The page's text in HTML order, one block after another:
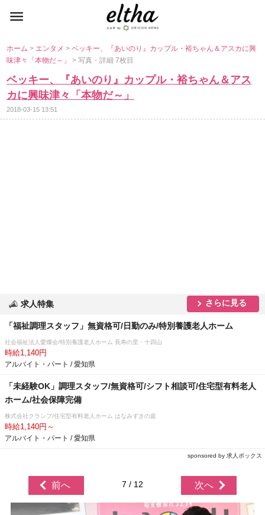
ホーム> エンタメ>ベッキー、『あいのり』カップル・裕ちゃん＆アスカに興
味津々「本物だ～」> 写真・詳細 7枚目
ベッキー、『あいのり』カップル・裕ちゃん＆アス
カに興味津々「本物だ～」
2018-03-15 13:51
求人特集 さらに見る
「福祉調理スタッフ」無資格可/日勤のみ/特別養護老人ホーム
社会福祉法人愛燦会/特別養護老人ホーム 長寿の里・十四山
時給1,140円
アルバイト・パート / 愛知県
「未経験OK」調理スタッフ/無資格可/シフト相談可/住宅型有料老人
ホーム/社会保障完備
株式会社クランプ/住宅型有料老人ホーム はなみずきの庭
時給1,140円～
アルバイト・パート / 愛知県
sponsored by 求人ボックス
前へ 7 / 12 次へ